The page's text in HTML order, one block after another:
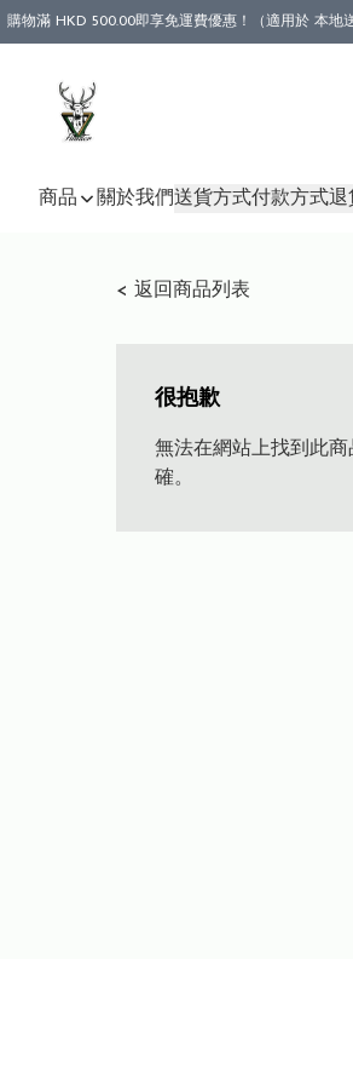
購物滿 HKD 500.00即享免運費優惠！（適用於 本地
商品 關於我們送貨方式付款方式退
< 返回商品列表
很抱歉
無法在網站上找到此
確。